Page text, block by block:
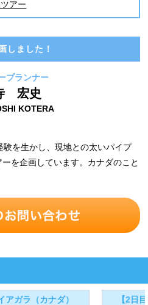
アー
しました！
プランナー
宏史
KOTERA
を生かし、現地との太いパイプ
を企画しています。カナダのこと
アガラ（カナダ） 【2日